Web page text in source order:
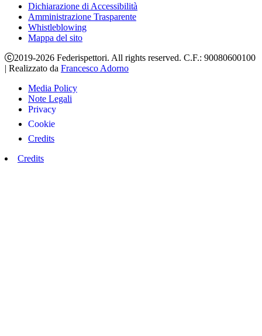
Dichiarazione di Accessibilità
Amministrazione Trasparente
Whistleblowing
Mappa del sito
2019-2026 Federispettori. All rights reserved. C.F.: 90080600100
| Realizzato da Francesco Adorno
Media Policy
Note Legali
Privacy
Cookie
Credits
Credits